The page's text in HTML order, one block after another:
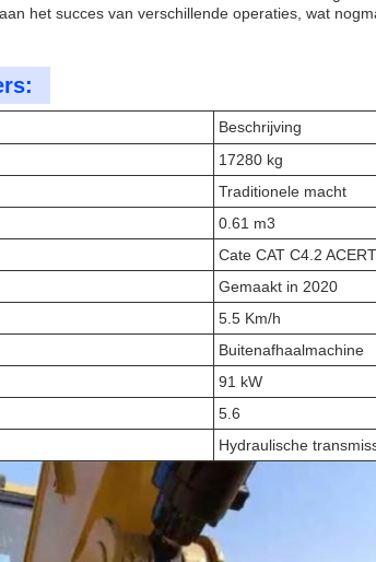
het succes van verschillende operaties, wat
Beschrijving
17280 kg
Traditionele macht
0.61 m3
Cate CAT C4.2 ACERT
Gemaakt in 2020
5.5 Km/h
Buitenafhaalmachine
91 kW
5.6
Hydraulische